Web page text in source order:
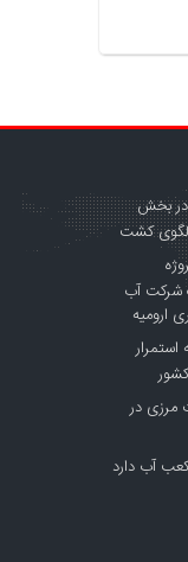
در بخش
کشت
شرکت آب
ارومیه
مرزی در